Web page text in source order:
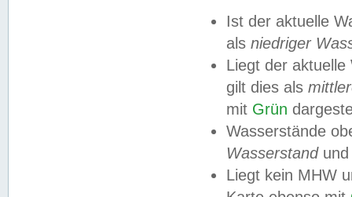
Ist der aktuelle
als niedriger
Liegt der
gilt dies als
mit Grün
Wasserstände
Wasserstandund
Liegt kein MHW